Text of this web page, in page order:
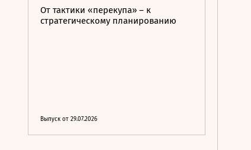
От тактики «перекупа» – к
стратегическому планированию
Выпуск от 29.07.2026